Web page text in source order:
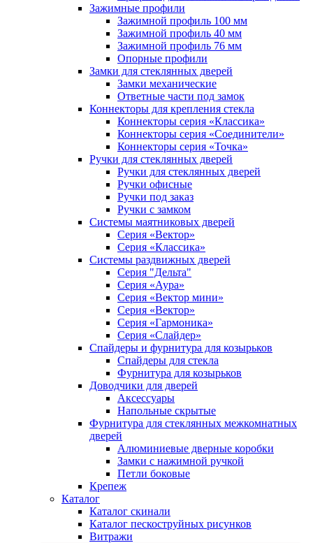
Зажимные профили
Зажимной профиль 100 мм
Зажимной профиль 40 мм
Зажимной профиль 76 мм
Опорные профили
Замки для стеклянных дверей
Замки механические
Ответные части под замок
Коннекторы для крепления стекла
Коннекторы серия «Классика»
Коннекторы серия «Соединители»
Коннекторы серия «Точка»
Ручки для стеклянных дверей
Ручки для стеклянных дверей
Ручки офисные
Ручки под заказ
Ручки с замком
Системы маятниковых дверей
Серия «Вектор»
Серия «Классика»
Системы раздвижных дверей
Серия "Дельта"
Серия «Аура»
Серия «Вектор мини»
Серия «Вектор»
Серия «Гармоника»
Серия «Слайдер»
Спайдеры и фурнитура для козырьков
Спайдеры для стекла
Фурнитура для козырьков
Доводчики для дверей
Аксессуары
Напольные скрытые
Фурнитура для стеклянных межкомнатных
дверей
Алюминиевые дверные коробки
Замки с нажимной ручкой
Петли боковые
Крепеж
Каталог
Каталог скинали
Каталог пескоструйных рисунков
Витражи